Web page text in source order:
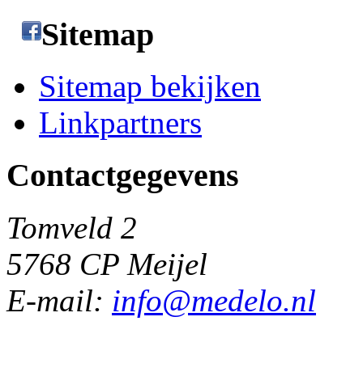
Sitemap
Sitemap bekijken
Linkpartners
Contactgegevens
Tomveld 2
5768 CP Meijel
E-mail: info@medelo.nl